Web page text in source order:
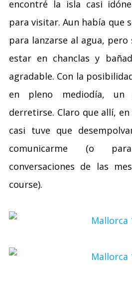
encontré la isla casi
para visitar. Aun había que
para lanzarse al agua,
estar en chanclas y
agradable. Con la
en pleno mediodía,
derretirse. Claro que allí,
casi tuve que
comunicarme (o
conversaciones de las
course).